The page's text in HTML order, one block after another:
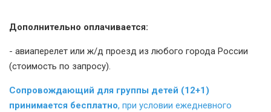
Дополнительно оплачивается:
- авиаперелет или ж/д проезд из любого города России
(стоимость по запросу).
Сопровождающий для группы детей (12+1)
принимается бесплатно, при условии ежедневного